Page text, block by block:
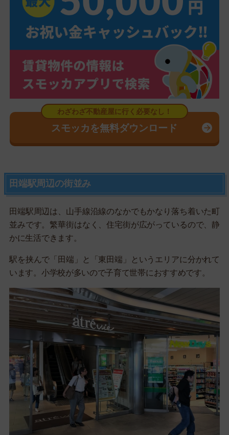
スモッカを無料ダウンロード
田端駅周辺の街並み
田端駅周辺は、山手線沿線のなかでもかなり落ち着いた町
並みです。繁華街はなく、住宅街が広がっているので、静
かに生活できます。
駅を挟んで「田端」と「東田端」というエリアに分かれて
います。小学校が多いので子育て世帯におすすめです。